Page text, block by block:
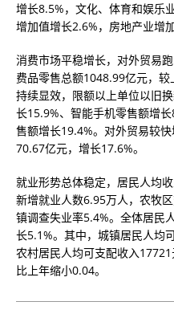
增长8.5%，文化、体育和娱乐
增加值增长2.6%，房地产业增
消费市场平稳增长，对外贸易
费品零售总额1048.99亿元，
持续显效，限额以上单位以旧
长15.9%、智能手机零售额增
售额增长19.4%。对外贸易较
70.67亿元，增长17.6%。
就业形势总体稳定，居民人均
新增就业人数6.95万人，农牧
镇调查失业率5.4%。全体居民
长5.1%。其中，城镇居民人均
农村居民人均可支配收入
比上年缩小0.04。